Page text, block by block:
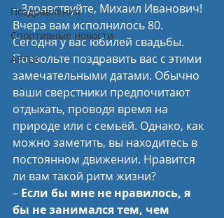
Поздравления
Спортивные новости
АРТЕК
– Здравствуйте, Михаил Иванович!
Вчера вам исполнилось 80.
Сегодня у вас юбилей свадьбы.
Позвольте поздравить вас с этими
замечательными датами. Обычно
ваши сверстники предпочитают
отдыхать, проводя время на
природе или с семьёй. Однако, как
можно заметить, вы находитесь в
постоянном движении. Нравится
ли вам такой ритм жизни?
– Если бы мне не нравилось, я
бы не занимался тем, чем